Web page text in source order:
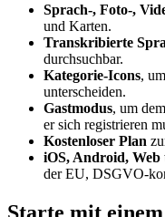
Sprach-, Foto-,
und Karten.
Transkribierte
durchsuchbar.
Kategorie-Icons,
unterscheiden.
Gastmodus, um
er sich registrieren
Kostenloser Plan
iOS, Android,
der EU, DSGVO-
Starte mit